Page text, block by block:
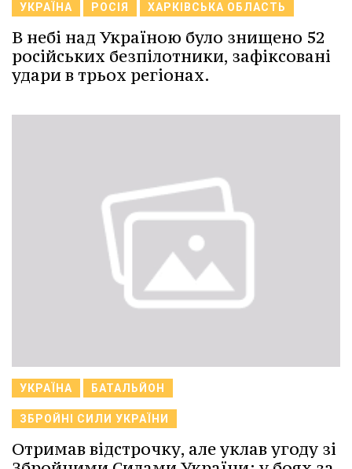
УКРАЇНА РОСІЯ ХАРКІВСЬКА ОБЛАСТЬ
В небі над Україною було знищено 52
російських безпілотники, зафіксовані
удари в трьох регіонах.
УКРАЇНА БАТАЛЬЙОН
ЗБРОЙНІ СИЛИ УКРАЇНИ
Отримав відстрочку, але уклав угоду зі